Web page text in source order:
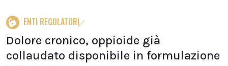
ENTI REGOLATORI
Dolore cronico, oppioide già
collaudato disponibile in formulazione